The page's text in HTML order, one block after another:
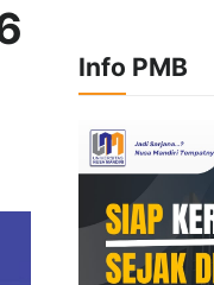
Info PMB